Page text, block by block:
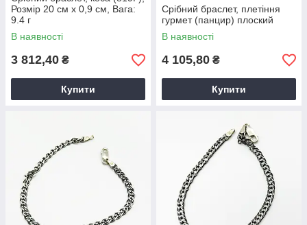
Розмір 20 см x 0,9 см, Вага:
9.4 г
В наявності
3 812,40 ₴
Купити
Срібний браслет, плетіння
гурмет (панцир) плоский
В наявності
4 105,80 ₴
Купити